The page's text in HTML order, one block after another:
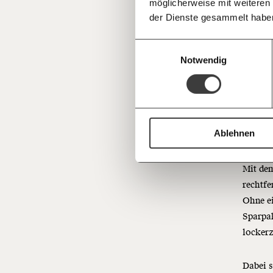
möglicherweise mit
der Dienste gesammelt
Notwendig
Ablehnen
Deine Spende absetzen:Fragen und
Das
der
Mit
Ohne
Dabei